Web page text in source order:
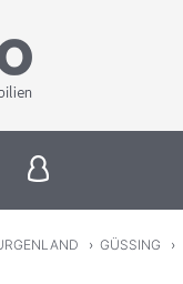
› GÜSSING
›